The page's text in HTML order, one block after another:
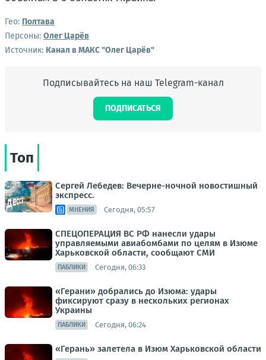
Гео: Полтава
Персоны: Олег Царёв
Источник: Канал в МАКС "Олег Царёв"
Подписывайтесь на наш Telegram-канал
ПОДПИСАТЬСЯ
Топ
Сергей Лебедев: Вечерне-ночной новостишный
экспресс.
МНЕНИЯ Сегодня, 05:57
СПЕЦОПЕРАЦИЯ ВС РФ нанесли удары
управляемыми авиабомбами по целям в Изюме
Харьковской области, сообщают СМИ
ПАБЛИКИ Сегодня, 06:33
«Герани» добрались до Изюма: удары
фиксируют сразу в нескольких регионах
Украины
ПАБЛИКИ Сегодня, 06:24
«Герань» залетела в Изюм Харьковской области